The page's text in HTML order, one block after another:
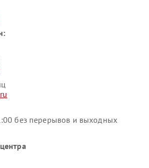
без перерывов и выходных